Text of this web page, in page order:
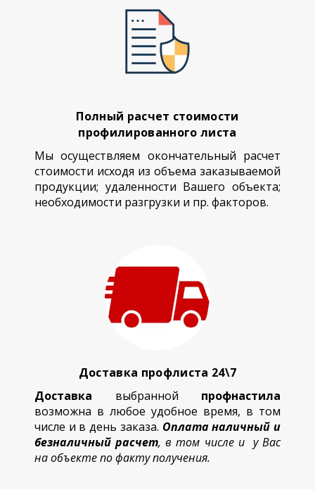
Полный расчет стоимости
профилированного листа
Мы осуществляем окончательный расчет
стоимости исходя из объема заказываемой
продукции; удаленности Вашего объекта;
необходимости разгрузки и пр. факторов.
Доставка профлиста 24\7
Доставка выбранной профнастила
возможна в любое удобное время, в том
числе и в день заказа. Оплата наличный и
безналичный расчет, в том числе и у Вас
на объекте по факту получения.